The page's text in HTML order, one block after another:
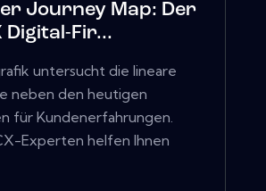
Journey Map: Der
Digital-Fir...
untersucht die lineare
neben den heutigen
für Kundenerfahrungen.
Experten helfen Ihnen